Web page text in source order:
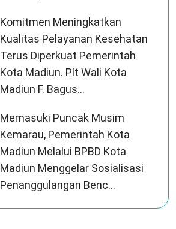
Komitmen Meningkatkan
Kualitas Pelayanan Kesehatan
Terus Diperkuat Pemerintah
Kota Madiun. Plt Wali Kota
Madiun F. Bagus...
Memasuki Puncak Musim
Kemarau, Pemerintah Kota
Madiun Melalui BPBD Kota
Madiun Menggelar Sosialisasi
Penanggulangan Benc...